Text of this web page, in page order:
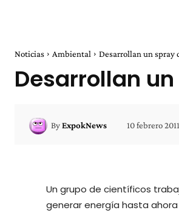
Noticias Ambiental Desarrollan un spray
Desarrollan
ByExpokNews 10 febrero 2011
Un grupo de científicos
generar energía hasta